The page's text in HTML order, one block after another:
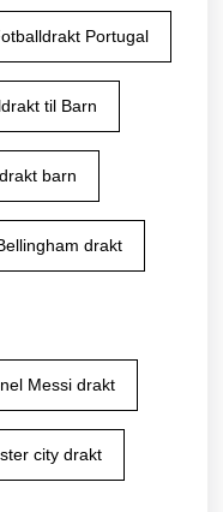
Portugal
til Barn
barn
drakt
Messi drakt
city drakt